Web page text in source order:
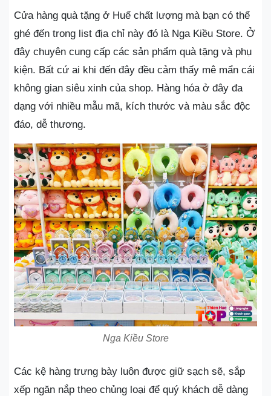
Cửa hàng quà tặng ở Huế chất lượng mà bạn có thể
ghé đến trong list địa chỉ này đó là Nga Kiều Store. Ở
đây chuyên cung cấp các sản phẩm quà tặng và phụ
kiện. Bất cứ ai khi đến đây đều cảm thấy mê mẩn cái
không gian siêu xinh của shop. Hàng hóa ở đây đa
dạng với nhiều mẫu mã, kích thước và màu sắc độc
đáo, dễ thương.
Nga Kiều Store
Các kệ hàng trưng bày luôn được giữ sạch sẽ, sắp
xếp ngăn nắp theo chủng loại để quý khách dễ dàng